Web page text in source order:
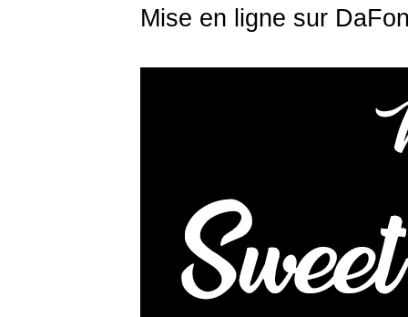
Mise en ligne sur